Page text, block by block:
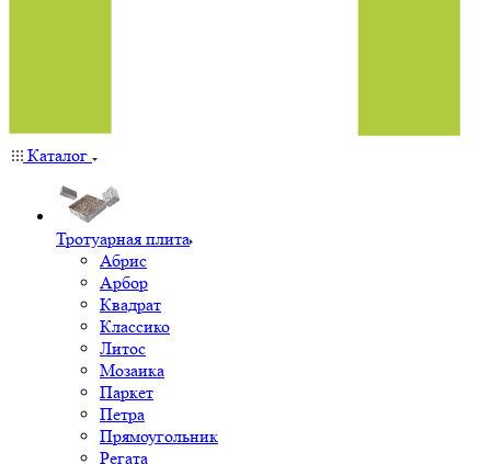
Каталог
Тротуарная плита
Абрис
Арбор
Квадрат
Классико
Литос
Мозаика
Паркет
Петра
Прямоугольник
Регата